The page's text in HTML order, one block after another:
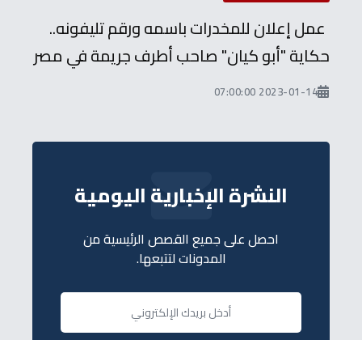
عمل إعلان للمخدرات باسمه ورقم تليفونه..
حكاية "أبو كيان" صاحب أطرف جريمة في مصر
2023-01-14 07:00:00
النشرة الإخبارية اليومية
احصل على جميع القصص الرئيسية من
المدونات لتتبعها.